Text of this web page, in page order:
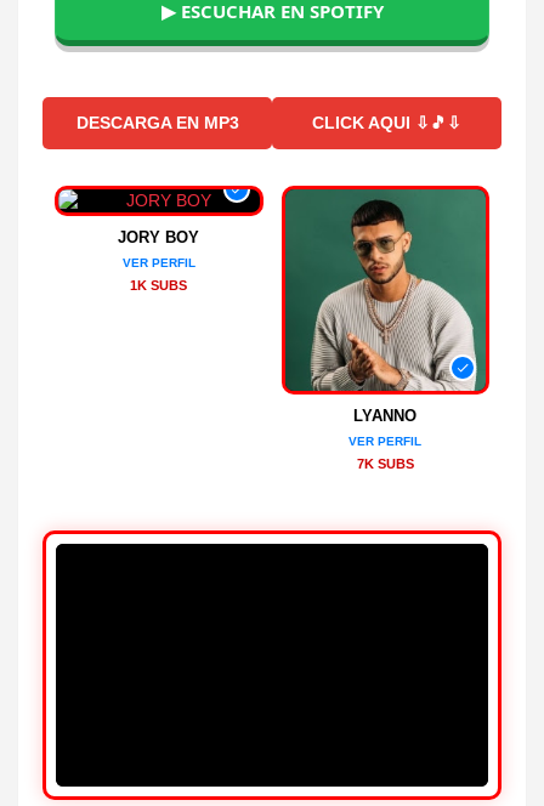
▶ ESCUCHAR EN SPOTIFY
DESCARGA EN MP3 CLICK AQUI ⇩🎵⇩
JORY BOY
VER PERFIL
1K SUBS
LYANNO
VER PERFIL
7K SUBS